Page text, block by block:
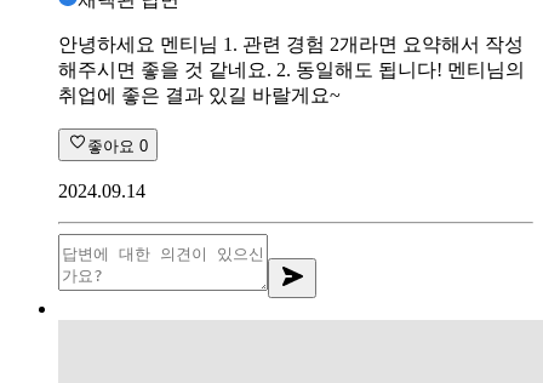
안녕하세요 멘티님 1. 관련 경험 2개라면 요약해서 작성
해주시면 좋을 것 같네요. 2. 동일해도 됩니다! 멘티님의
취업에 좋은 결과 있길 바랄게요~
좋아요 0
2024.09.14